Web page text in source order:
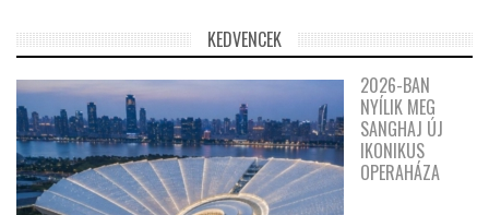
KEDVENCEK
2026-BAN
NYÍLIK MEG
SANGHAJ ÚJ
IKONIKUS
OPERAHÁZA